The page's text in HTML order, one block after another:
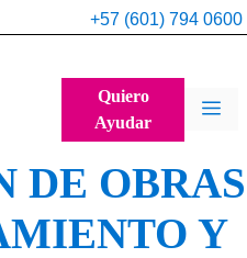
+57 (601) 794 0600
Quiero
Ayudar
DE OBRAS
Y